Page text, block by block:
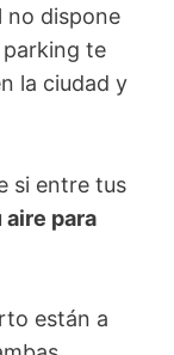
no dispone
te
la ciudad y
si entre tus
aire para
están a